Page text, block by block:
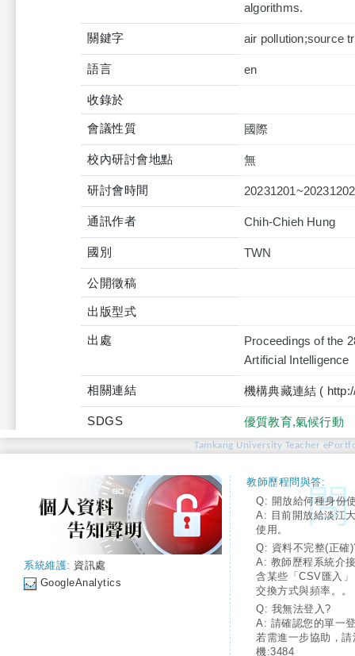
algorithms.
關鍵字 air pollution;source
語言 en
收錄於
會議性質 國際
校內研討會地點 無
研討會時間 20231201~20231202
通訊作者 Chih-Chieh Hung
國別 TWN
公開徵稿
出版型式
出處
Proceedings of the
Artificial Intelligence
相關連結 機構典藏連結 (
SDGS 優質教育,氣候行動
Tamkang University Teacher
系統維護: 資訊處
GoogleAnalytics
教師歷程問與答:
Q: 開放給何種身份
A: 目前開放給淡江
使用。
Q: 資料不完整(正確
A: 教師歷程系統介
含某些「CSV匯入
交換方式與頻率。。
Q: 我無法登入?
A: 請確認您的單一
若需進一步協助，
機:3484